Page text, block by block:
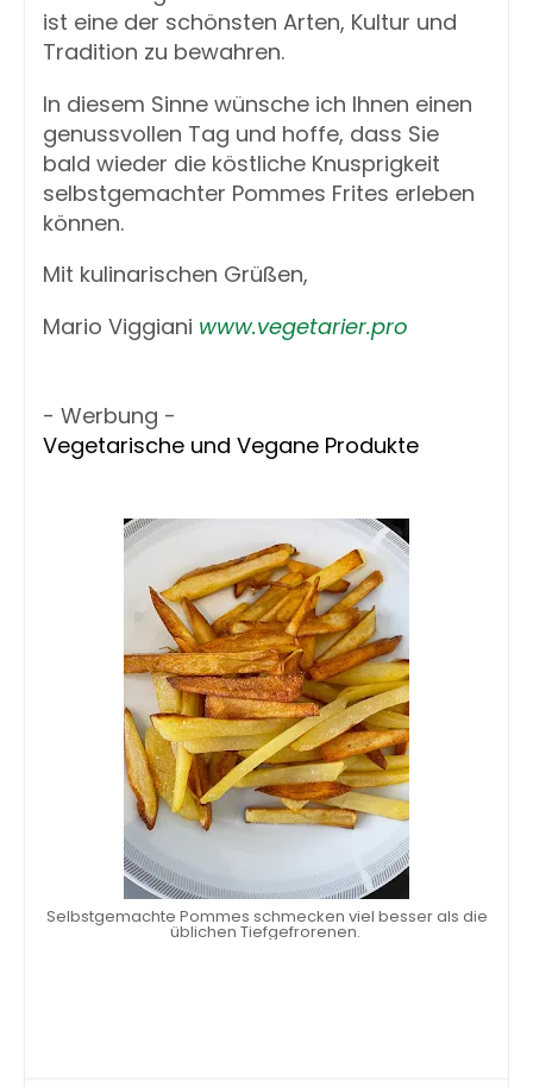
ist eine der schönsten Arten, Kultur und
Tradition zu bewahren.
In diesem Sinne wünsche ich Ihnen einen
genussvollen Tag und hoffe, dass Sie
bald wieder die köstliche Knusprigkeit
selbstgemachter Pommes Frites erleben
können.
Mit kulinarischen Grüßen,
Mario Viggiani www.vegetarier.pro
- Werbung -
Vegetarische und Vegane Produkte
Selbstgemachte Pommes schmecken viel besser als die
üblichen Tiefgefrorenen.